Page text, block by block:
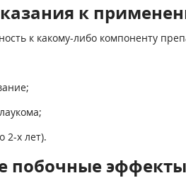
к
к какому-либо компоненту
2-х лет).
побочные эффекты